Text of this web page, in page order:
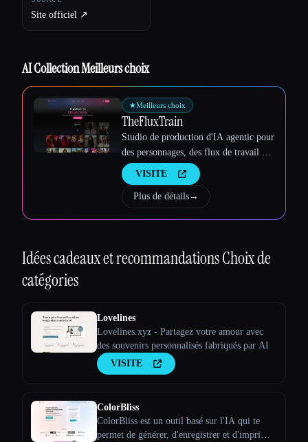
Site officiel ↗︎
AI Collection Meilleurs choix
★Meilleurs choix
TheFluxTrain
Studio de production d'IA agentic pour
des personnages, des flux de travail et
des vidéos cohérents
VISITE
Plus de détails→
Idées cadeaux et recommandationsChoix de
catégories
Lovelines
Lovelines.xyz - Partagez votre amour avec
des souvenirs personnalisés fabriqués par AI
VISITE
ColorBliss
ColorBliss est un outil basé sur l'IA qui te
permet de générer, d'enregistrer et d'imprimer